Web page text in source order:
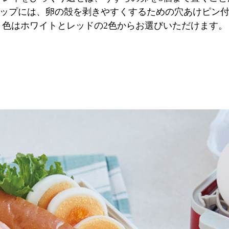
プには、卵の殻を剥きやすくするための穴あけピン
色はホワイトとレッドの2色からお選びいただけます。